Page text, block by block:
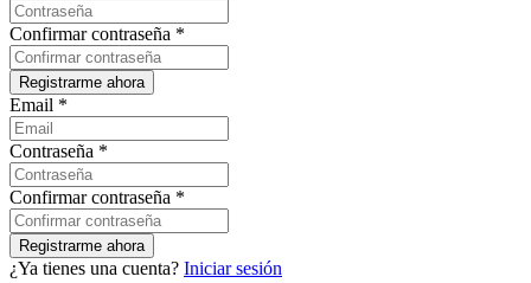
Confirmar contraseña *
Email *
Contraseña *
Confirmar contraseña *
¿Ya tienes una cuenta? Iniciar sesión